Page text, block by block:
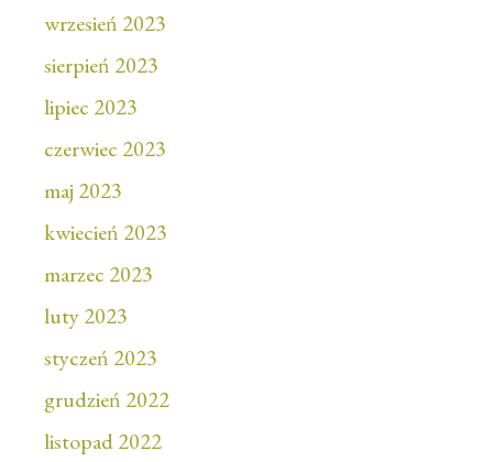
wrzesień 2023
sierpień 2023
lipiec 2023
czerwiec 2023
maj 2023
kwiecień 2023
marzec 2023
luty 2023
styczeń 2023
grudzień 2022
listopad 2022